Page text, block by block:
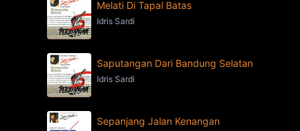
Melati Di Tapal Batas
Idris Sardi
Saputangan Dari Bandung Selatan
Idris Sardi
Sepanjang Jalan Kenangan